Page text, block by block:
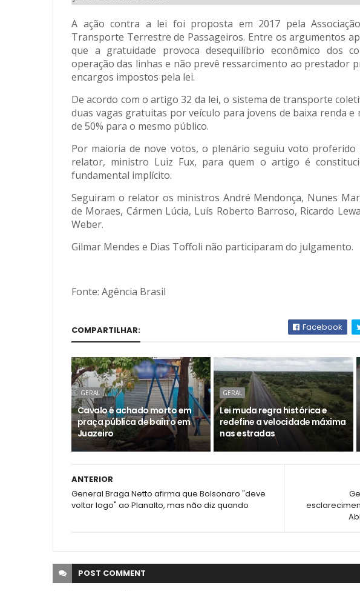
A ação contra a lei foi proposta em 2017 pela
Transporte Terrestre de Passageiros. Entre os argumentos
que a gratuidade provoca desequilíbrio econômico dos
operação das linhas e não prevê ressarcimento ao prestador
encargos impostos pela lei.
De acordo com o artigo 32 da lei, o sistema de transporte
duas vagas gratuitas por veículo para jovens de baixa renda e
de 50% para o mesmo público.
Por maioria de nove votos, o plenário seguiu voto proferido
relator, ministro Luiz Fux, para quem o artigo é
fundamental implícito.
Seguiram o relator os ministros André Mendonça, Nunes
de Moraes, Cármen Lúcia, Luís Roberto Barroso, Ricardo
Weber.
Gilmar Mendes e Dias Toffoli não participaram do julgamento.
Fonte: Agência Brasil
COMPARTILHAR: Facebook
GERAL
Cavalo é achado morto em
praça pública de bairro em
Juazeiro
GERAL
Lei muda regra histórica e
redefine a velocidade máxima
nas estradas
ANTERIOR
General Braga Netto afirma que Bolsonaro "deve
voltar logo" ao Planalto, mas não diz quando
POST COMMENT